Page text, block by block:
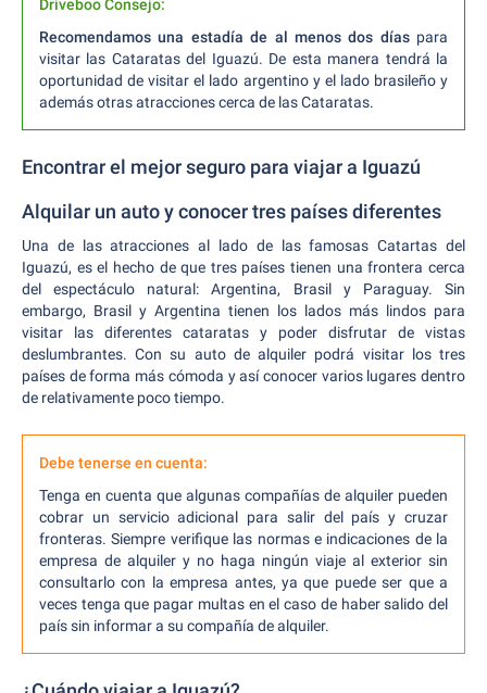
Driveboo Consejo:
Recomendamos una estadía de al menos dos días para
visitar las Cataratas del Iguazú. De esta manera tendrá la
oportunidad de visitar el lado argentino y el lado brasileño y
además otras atracciones cerca de las Cataratas.
Encontrar el mejor seguro para viajar a Iguazú
Alquilar un auto y conocer tres países diferentes
Una de las atracciones al lado de las famosas Catartas del
Iguazú, es el hecho de que tres países tienen una frontera cerca
del espectáculo natural: Argentina, Brasil y Paraguay. Sin
embargo, Brasil y Argentina tienen los lados más lindos para
visitar las diferentes cataratas y poder disfrutar de vistas
deslumbrantes. Con su auto de alquiler podrá visitar los tres
países de forma más cómoda y así conocer varios lugares dentro
de relativamente poco tiempo.
Debe tenerse en cuenta:
Tenga en cuenta que algunas compañías de alquiler pueden
cobrar un servicio adicional para salir del país y cruzar
fronteras. Siempre verifique las normas e indicaciones de la
empresa de alquiler y no haga ningún viaje al exterior sin
consultarlo con la empresa antes, ya que puede ser que a
veces tenga que pagar multas en el caso de haber salido del
país sin informar a su compañía de alquiler.